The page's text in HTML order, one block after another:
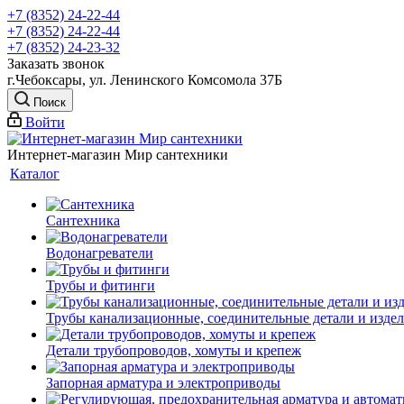
+7 (8352) 24-22-44
+7 (8352) 24-22-44
+7 (8352) 24-23-32
Заказать звонок
г.Чебоксары, ул. Ленинского Комсомола 37Б
Поиск
Войти
Интернет-магазин Мир сантехники
Каталог
Сантехника
Водонагреватели
Трубы и фитинги
Трубы канализационные, соединительные детали и
Детали трубопроводов, хомуты и крепеж
Запорная арматура и электроприводы